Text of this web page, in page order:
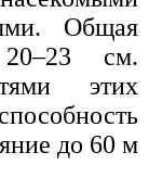
Общая
см.
этих
до 60 м